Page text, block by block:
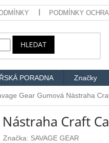
PODMÍNKY
HLEDAT
PORADNA Značky
Gear Gumová Nástraha
Craft
Značka: SAVAGE GEAR